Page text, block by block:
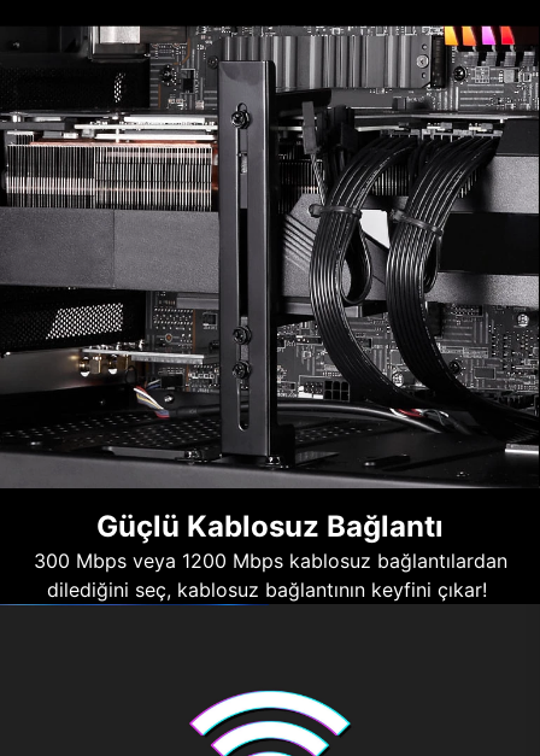
Güçlü Kablosuz Bağlantı
300 Mbps veya 1200 Mbps kablosuz bağlantılardan
dilediğini seç, kablosuz bağlantının keyfini çıkar!